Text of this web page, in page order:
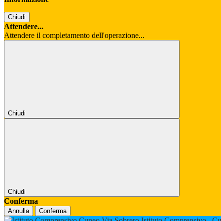
Chiudi
Attendere...
Attendere il completamento dell'operazione...
Chiudi
Chiudi
Conferma
Annulla Conferma